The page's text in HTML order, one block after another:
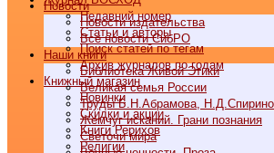
Недавний номер
Статьи и авторы
Поиск статей по тегам
Архив журналов по годам
Книжный магазин
Новинки
Скидки и акции
Книги Рерихов
Религии
Новости
Новости издательства
Все новости СибРО
Наши книги
Библиотека Живой Этики
Великая семья России
Труды Б.Н.Абрамова,
Жемчуг исканий. Грани познания
Светочи мира